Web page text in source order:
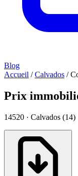
Blog
Accueil / Calvados /
Prix
14520 · Calvados (14)